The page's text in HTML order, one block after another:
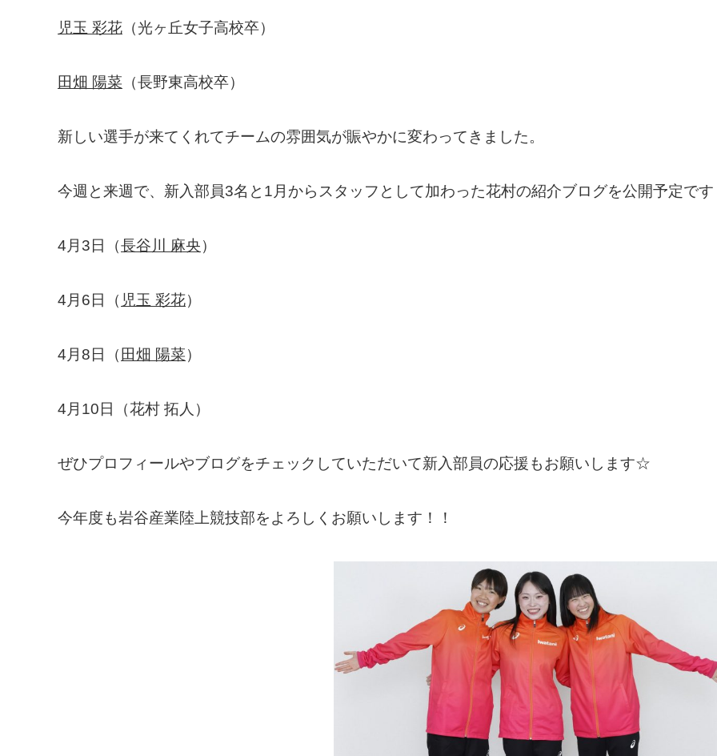
児玉 彩花 （光ヶ丘女子高校卒）
田畑 陽菜 （長野東高校卒）
新しい選手が来てくれてチームの雰囲気が賑やかに変わってきました。
今週と来週で、新入部員3名と1月からスタッフとして加わった花村の紹介ブログを公開予定です
4月3日（長谷川 麻央）
4月6日（ 児玉 彩花）
4月8日（ 田畑 陽菜）
4月10日（花村 拓人）
ぜひプロフィールやブログをチェックしていただいて新入部員の応援もお願いします☆
今年度も岩谷産業陸上競技部をよろしくお願いします！！